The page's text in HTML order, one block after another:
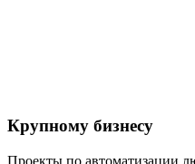
Крупному бизнесу
Проекты по автоматизации